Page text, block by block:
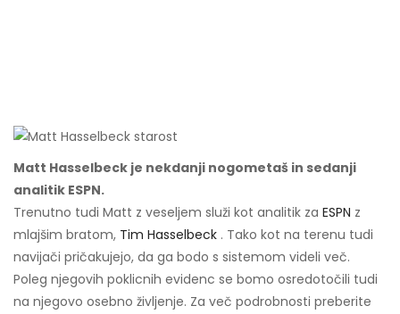
Matt Hasselbeck je nekdanji nogometaš in sedanji
analitik ESPN.
Trenutno tudi Matt z veseljem služi kot analitik za ESPN z
mlajšim bratom, Tim Hasselbeck . Tako kot na terenu tudi
navijači pričakujejo, da ga bodo s sistemom videli več.
Poleg njegovih poklicnih evidenc se bomo osredotočili tudi
na njegovo osebno življenje. Za več podrobnosti preberite